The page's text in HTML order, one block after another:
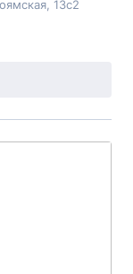
, 13с2